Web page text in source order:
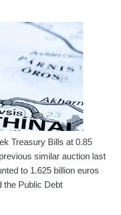
Treasury Bills at 0.85
similar auction last
to 1.625 billion euros
the Public Debt